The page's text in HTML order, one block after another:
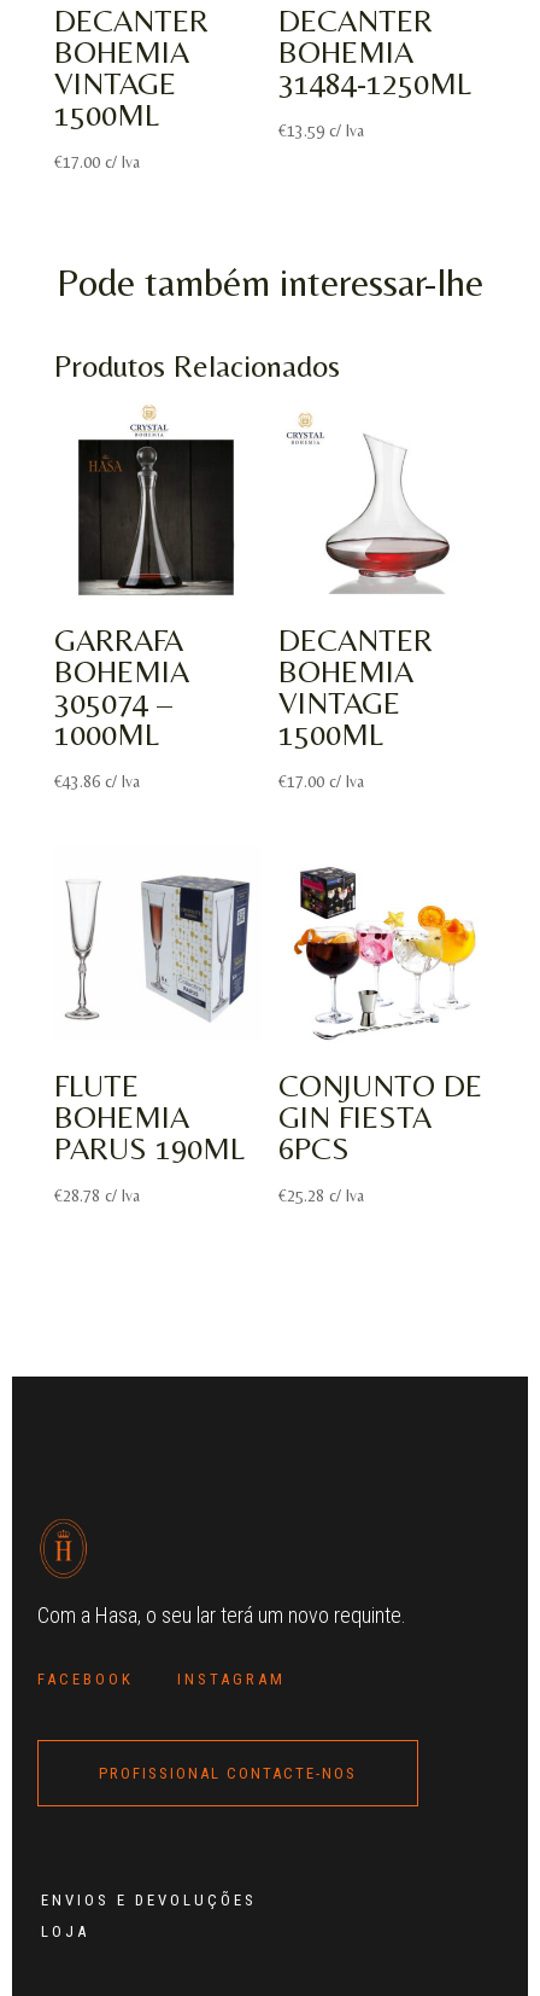
DECANTER
BOHEMIA
VINTAGE
1500ML
€17.00 c/ Iva
DECANTER
BOHEMIA
31484-1250ML
€13.59 c/ Iva
Pode também interessar-lhe
Produtos Relacionados
GARRAFA
BOHEMIA
305074 –
1000ML
€43.86 c/ Iva
DECANTER
BOHEMIA
VINTAGE
1500ML
€17.00 c/ Iva
FLUTE
BOHEMIA
PARUS 190ML
€28.78 c/ Iva
CONJUNTO DE
GIN FIESTA
6PCS
€25.28 c/ Iva
Com a Hasa, o seu lar terá um novo requinte.
FACEBOOK INSTAGRAM
PROFISSIONAL CONTACTE-NOS
ENVIOS E DEVOLUÇÕES
LOJA